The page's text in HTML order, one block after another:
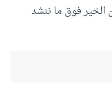
الخير فوق ما ننشد